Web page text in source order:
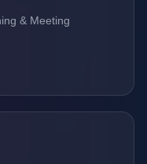
& Meeting